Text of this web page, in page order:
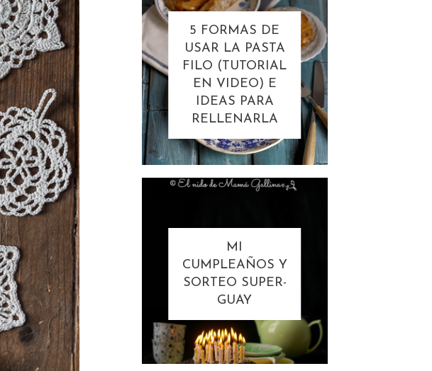
5 FORMAS DE
USAR LA PASTA
FILO (TUTORIAL
EN VIDEO) E
IDEAS PARA
RELLENARLA
MI
CUMPLEAÑOS Y
SORTEO SUPER-
GUAY